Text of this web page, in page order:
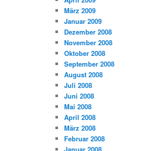
März 2009
Januar 2009
Dezember 2008
November 2008
Oktober 2008
September 2008
August 2008
Juli 2008
Juni 2008
Mai 2008
April 2008
März 2008
Februar 2008